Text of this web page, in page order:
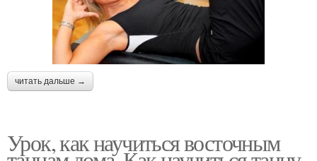
читать дальше →
Урок, как научиться восточным